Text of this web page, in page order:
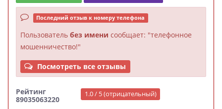
Последний отзыв к номеру телефона
Пользователь без имени сообщает: "телефонное
мошенничество!"
Посмотреть все отзывы
Рейтинг
89035063220
1.0 / 5 (отрицательный)